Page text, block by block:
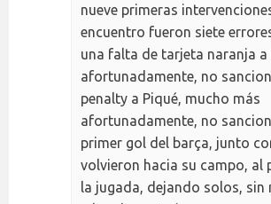
nueve primeras
encuentro fueron siete
una falta de tarjeta naranja a
afortunadamente, no
penalty a Piqué, mucho más
afortunadamente, no
primer gol del barça, junto
volvieron hacia su campo, al
la jugada, dejando solos, sin